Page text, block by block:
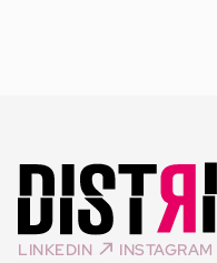
LINKEDIN INSTAGRAM